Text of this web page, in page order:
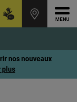
nos nouveaux
plus